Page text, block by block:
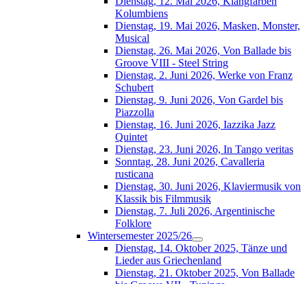
Kolumbiens
Dienstag, 19. Mai 2026, Masken, Monster,
Musical
Dienstag, 26. Mai 2026, Von Ballade bis
Groove VIII - Steel String
Dienstag, 2. Juni 2026, Werke von Franz
Schubert
Dienstag, 9. Juni 2026, Von Gardel bis
Piazzolla
Dienstag, 16. Juni 2026, Iazzika Jazz
Quintet
Dienstag, 23. Juni 2026, In Tango veritas
Sonntag, 28. Juni 2026, Cavalleria
rusticana
Dienstag, 30. Juni 2026, Klaviermusik von
Klassik bis Filmmusik
Dienstag, 7. Juli 2026, Argentinische
Folklore
Wintersemester 2025/26
Dienstag, 14. Oktober 2025, Tänze und
Lieder aus Griechenland
Dienstag, 21. Oktober 2025, Von Ballade